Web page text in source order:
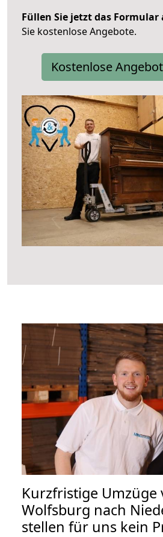
Füllen Sie jetzt das Formular
Sie kostenlose Angebote.
Kostenlose
Kurzfristige Umzüge
Wolfsburg nach
stellen für uns kein